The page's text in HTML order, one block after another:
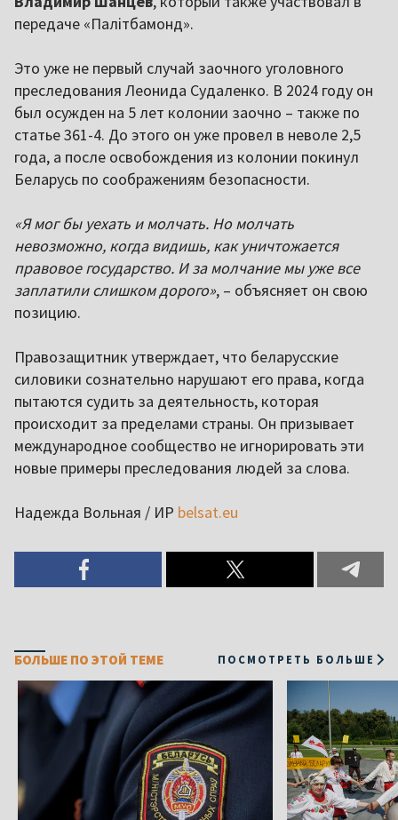
передаче «Палітбамонд».
Это уже не первый случай заочного уголовного
преследования Леонида Судаленко. В 2024 году он
был осужден на 5 лет колонии заочно – также по
статье 361-4. До этого он уже провел в неволе 2,5
года, а после освобождения из колонии покинул
Беларусь по соображениям безопасности.
«Я мог бы уехать и молчать. Но молчать
невозможно, когда видишь, как уничтожается
правовое государство. И за молчание мы уже все
заплатили слишком дорого», – объясняет он свою
позицию.
Правозащитник утверждает, что беларусские
силовики сознательно нарушают его права, когда
пытаются судить за деятельность, которая
происходит за пределами страны. Он призывает
международное сообщество не игнорировать эти
новые примеры преследования людей за слова.
Надежда Вольная / ИР belsat.eu
БОЛЬШЕ ПО ЭТОЙ ТЕМЕ ПОСМОТРЕТЬ БОЛЬШЕ